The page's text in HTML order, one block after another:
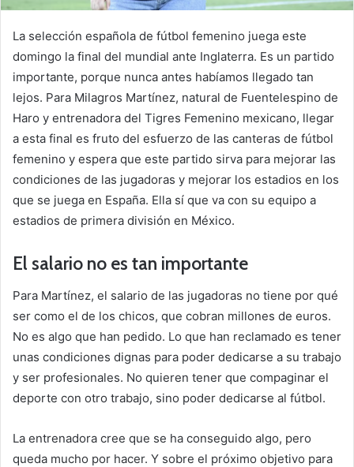
La selección española de fútbol femenino juega este
domingo la final del mundial ante Inglaterra. Es un partido
importante, porque nunca antes habíamos llegado tan
lejos. Para Milagros Martínez, natural de Fuentelespino de
Haro y entrenadora del Tigres Femenino mexicano, llegar
a esta final es fruto del esfuerzo de las canteras de fútbol
femenino y espera que este partido sirva para mejorar las
condiciones de las jugadoras y mejorar los estadios en los
que se juega en España. Ella sí que va con su equipo a
estadios de primera división en México.
El salario no es tan importante
Para Martínez, el salario de las jugadoras no tiene por qué
ser como el de los chicos, que cobran millones de euros.
No es algo que han pedido. Lo que han reclamado es tener
unas condiciones dignas para poder dedicarse a su trabajo
y ser profesionales. No quieren tener que compaginar el
deporte con otro trabajo, sino poder dedicarse al fútbol.
La entrenadora cree que se ha conseguido algo, pero
queda mucho por hacer. Y sobre el próximo objetivo para